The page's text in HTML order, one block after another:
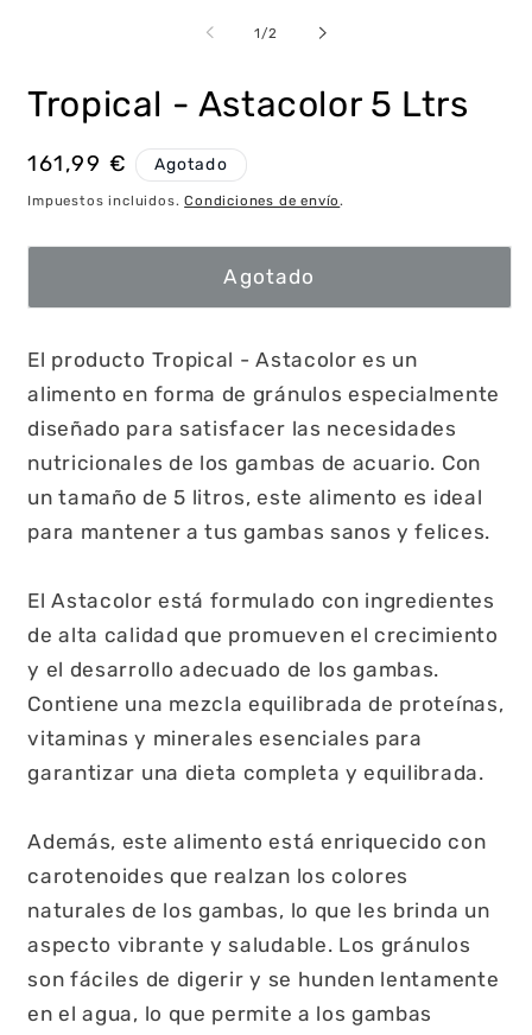
ventana
modal
1 /de
2
Tropical - Astacolor 5 Ltrs
Precio
habitual
161,99 € Agotado
Impuestos incluidos.Condiciones de envío .
Agotado
El producto Tropical - Astacolor es un
alimento en forma de gránulos especialmente
diseñado para satisfacer las necesidades
nutricionales de los gambas de acuario. Con
un tamaño de 5 litros, este alimento es ideal
para mantener a tus gambas sanos y felices.
El Astacolor está formulado con ingredientes
de alta calidad que promueven el crecimiento
y el desarrollo adecuado de los gambas.
Contiene una mezcla equilibrada de proteínas,
vitaminas y minerales esenciales para
garantizar una dieta completa y equilibrada.
Además, este alimento está enriquecido con
carotenoides que realzan los colores
naturales de los gambas, lo que les brinda un
aspecto vibrante y saludable. Los gránulos
son fáciles de digerir y se hunden lentamente
en el agua, lo que permite a los gambas